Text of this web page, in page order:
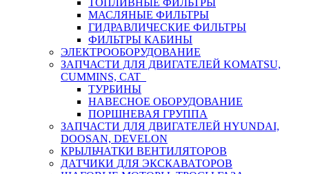
ТОПЛИВНЫЕ ФИЛЬТРЫ
МАСЛЯНЫЕ ФИЛЬТРЫ
ГИДРАВЛИЧЕСКИЕ ФИЛЬТРЫ
ФИЛЬТРЫ КАБИНЫ
ЭЛЕКТРООБОРУДОВАНИЕ
ЗАПЧАСТИ ДЛЯ ДВИГАТЕЛЕЙ KOMATSU,
CUMMINS, CAT
ТУРБИНЫ
НАВЕСНОЕ ОБОРУДОВАНИЕ
ПОРШНЕВАЯ ГРУППА
ЗАПЧАСТИ ДЛЯ ДВИГАТЕЛЕЙ HYUNDAI,
DOOSAN, DEVELON
КРЫЛЬЧАТКИ ВЕНТИЛЯТОРОВ
ДАТЧИКИ ДЛЯ ЭКСКАВАТОРОВ